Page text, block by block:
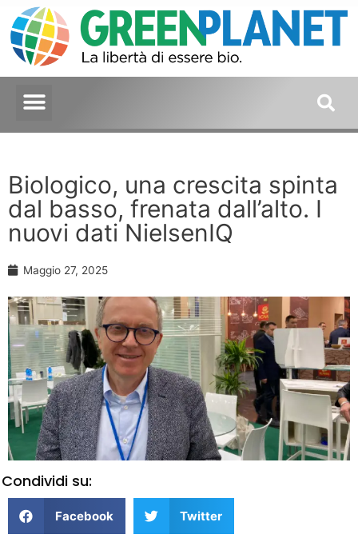
Biologico, una crescita spinta
dal basso, frenata dall’alto. I
nuovi dati NielsenIQ
Maggio 27, 2025
Condividi su:
Facebook Twitter